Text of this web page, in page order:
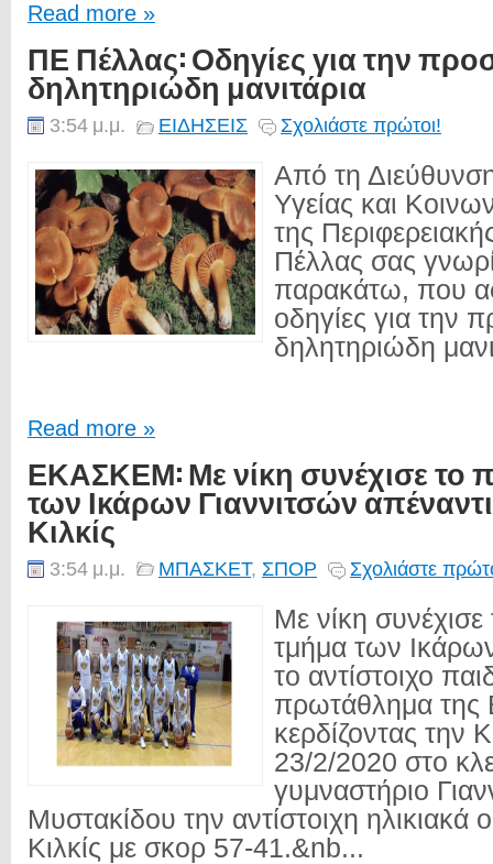
Read more »
ΠΕ Πέλλας: Οδηγίες για την
δηλητηριώδη μανιτάρια
3:54 μ.μ. ΕΙΔΗΣΕΙΣ Σχολιάστε πρώτοι!
Από τη
Υγείας και
της
Πέλλας σας
παρακάτω, που
οδηγίες για την
δηλητηριώδη
Read more »
ΕΚΑΣΚΕΜ: Με νίκη συνέχισε το
των Ικάρων Γιαννιτσών
Κιλκίς
3:54 μ.μ. ΜΠΑΣΚΕΤ, ΣΠΟΡ Σχολιάστε
Με νίκη συνέχισε
τμήμα των
το αντίστοιχο
πρωτάθλημα
κερδίζοντας την
23/2/2020 στο
γυμναστήριο
Μυστακίδου την αντίστοιχη ηλικιακά
Κιλκίς με σκορ 57-41.&nb...